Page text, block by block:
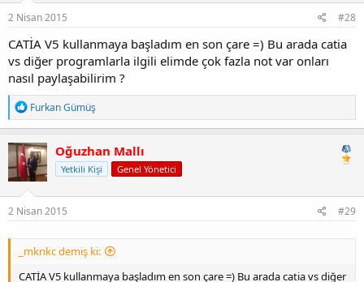
2 Nisan 2015 #28
CATİA V5 kullanmaya başladım en son çare =) Bu arada catia
vs diğer programlarla ilgili elimde çok fazla not var onları
nasıl paylaşabilirim ?
T
e
p
k
i
l
e
r
:
Furkan Gümüş
Oğuzhan Mallı
Yetkili Kişi Genel Yönetici
2 Nisan 2015 #29
_mknkc demiş ki:
CATİA V5 kullanmaya başladım en son çare =) Bu arada catia vs diğer